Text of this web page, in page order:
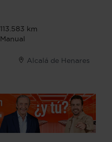
113.583 km
Manual
Alcalá de Henares